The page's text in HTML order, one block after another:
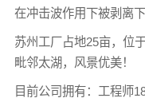
在冲击波作用下被剥离
苏州工厂占地25亩，位
毗邻太湖，风景优美！
目前公司拥有：工程师